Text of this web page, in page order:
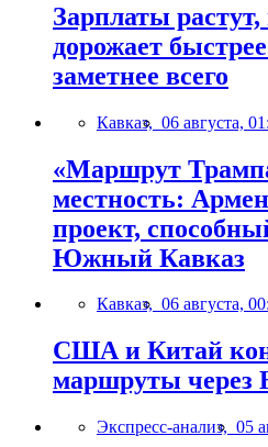
Зарплаты
дорожает
заметнее всего
Кавказ, 06 августа,
«Маршрут
местность:
проект,
Южный Кавказ
Кавказ, 06 августа,
США и Китай
маршруты
Экспресс-анализ, 05